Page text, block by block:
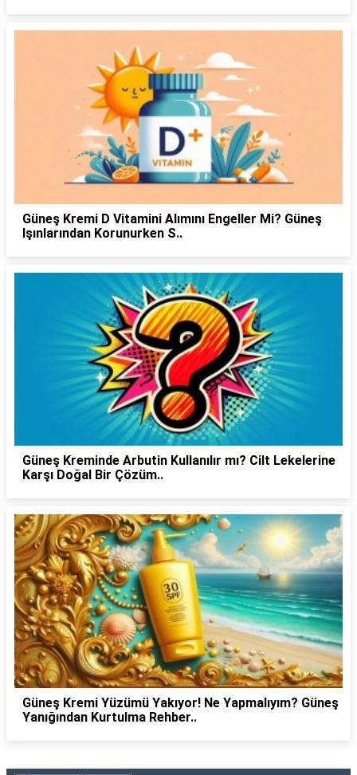
Güneş Kremi D Vitamini Alımını Engeller Mi? Güneş
Işınlarından Korunurken S..
Güneş Kreminde Arbutin Kullanılır mı? Cilt Lekelerine
Karşı Doğal Bir Çözüm..
Güneş Kremi Yüzümü Yakıyor! Ne Yapmalıyım? Güneş
Yanığından Kurtulma Rehber..